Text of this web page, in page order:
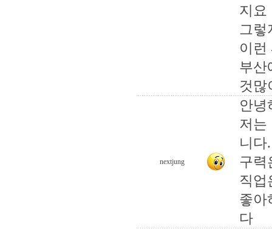
지요
그렇
이런
부산
것많
nextjung
안녕
저는
니다.
구력
직업
좋아
다